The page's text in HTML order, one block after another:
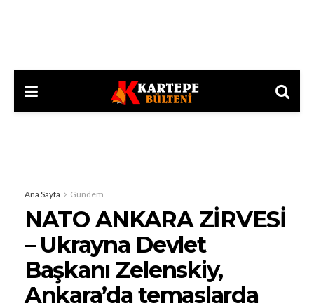
Ana Sayfa Gündem
NATO ANKARA ZİRVESİ
– Ukrayna Devlet
Başkanı Zelenskiy,
Ankara’da temaslarda